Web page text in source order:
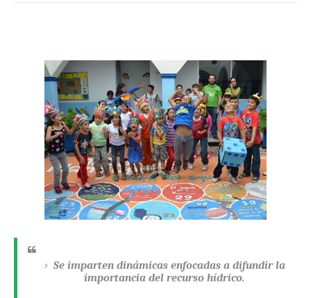
Se imparten dinámicas enfocadas a difundir la
importancia del recurso hídrico.